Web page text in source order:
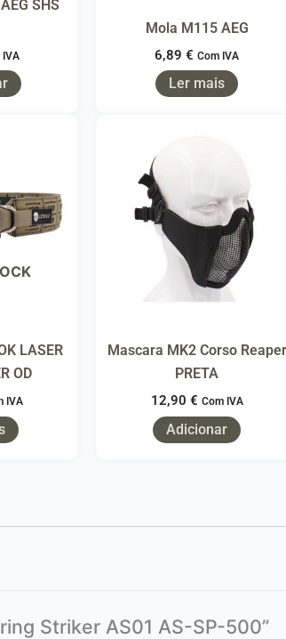
SHS
IVA
Mola M115 AEG
6,89€ Com IVA
Ler mais
LASER
OD
IVA
Mascara MK2 Corso Reaper
PRETA
12,90 € Com IVA
Adicionar
Striker AS01 AS-SP-500”